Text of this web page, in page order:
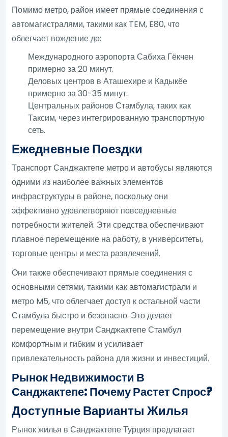
Помимо метро, район имеет прямые соединения с
автомагистралями, такими как TEM, E80, что
облегчает вождение до:
Международного аэропорта Сабиха Гёкчен
примерно за 20 минут.
Деловых центров в Аташехире и Кадыкёе
примерно за 30-35 минут.
Центральных районов Стамбула, таких как
Таксим, через интегрированную транспортную
сеть.
Ежедневные Поездки
Транспорт Санджактепе метро и автобусы являются
одними из наиболее важных элементов
инфраструктуры в районе, поскольку они
эффективно удовлетворяют повседневные
потребности жителей. Эти средства обеспечивают
плавное перемещение на работу, в университеты,
торговые центры и места развлечений.
Они также обеспечивают прямые соединения с
основными сетями, такими как автомагистрали и
метро M5, что облегчает доступ к остальной части
Стамбула быстро и безопасно. Это делает
перемещение внутри Санджактепе Стамбул
комфортным и гибким и усиливает
привлекательность района для жизни и инвестиций.
Рынок Недвижимости В
Санджактепе: Почему Растет Спрос?
Доступные Варианты Жилья
Рынок жилья в Санджактепе Турция предлагает